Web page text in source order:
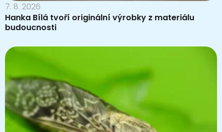
7. 8. 2026
Hanka Bílá tvoří originální výrobky z materiálu
budoucnosti